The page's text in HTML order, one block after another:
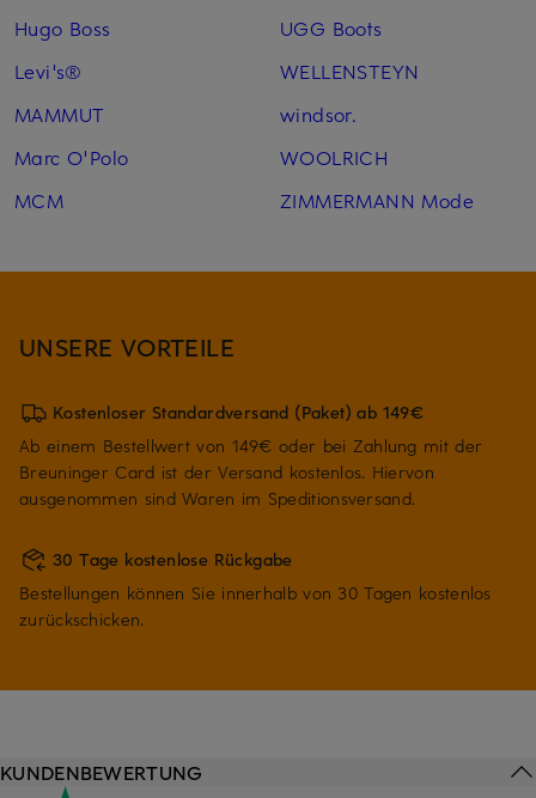
Hugo Boss
Levi's®
MAMMUT
Marc O'Polo
MCM
UGG Boots
WELLENSTEYN
windsor.
WOOLRICH
ZIMMERMANN Mode
UNSERE VORTEILE
Kostenloser Standardversand (Paket) ab 149€
Ab einem Bestellwert von 149€ oder bei Zahlung mit der
Breuninger Card ist der Versand kostenlos. Hiervon
ausgenommen sind Waren im Speditionsversand.
30 Tage kostenlose Rückgabe
Bestellungen können Sie innerhalb von 30 Tagen kostenlos
zurückschicken.
KUNDENBEWERTUNG